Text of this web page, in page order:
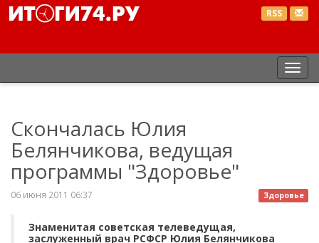
RSS
Скончалась Юлия
Белянчикова, ведущая
программы "Здоровье"
Здоровье
06 июня 2011 06:37
Знаменитая советская телеведущая,
заслуженный врач РСФСР Юлия Белянчикова